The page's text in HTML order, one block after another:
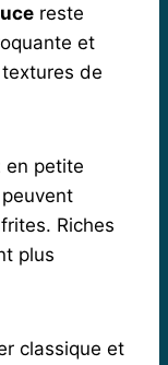
reste
et
de
en petite
Riches
plus
classique et